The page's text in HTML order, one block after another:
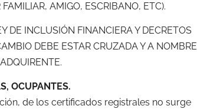
AMIGO, ESCRIBANO, ETC).
DE INCLUSIÓN FINANCIERA Y DECRETOS
DEBE ESTAR CRUZADA Y A NOMBRE
OCUPANTES.
de los certificados registrales no surge